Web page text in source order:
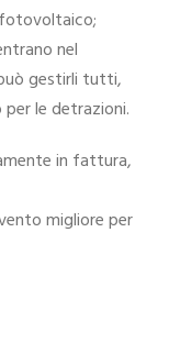
nel
gestirli tutti,
le detrazioni.
in fattura,
migliore per